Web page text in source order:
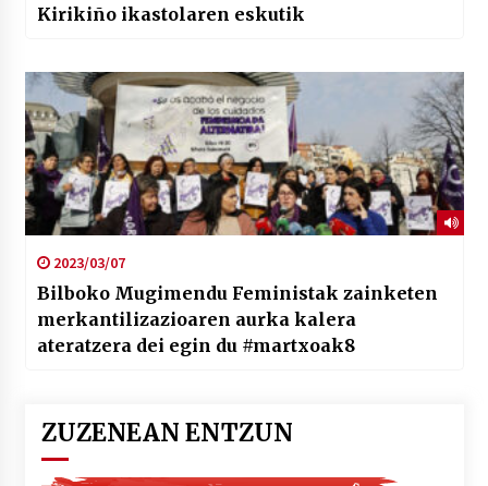
Kirikiño ikastolaren eskutik
2023/03/07
Bilboko Mugimendu Feministak zainketen
merkantilizazioaren aurka kalera
ateratzera dei egin du #martxoak8
ZUZENEAN ENTZUN